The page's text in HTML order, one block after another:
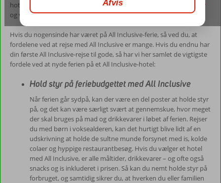
hoteller bliver mere og mere populære – både blandt
børnefamilier
ogvoksne, der rejser uden børn.
Hvis du nogensinde har været på All Inclusive-ferie, så ved du, at
fordelene ved at rejse med All Inclusive er mange. Hvis du endnu har
din første All Inclusive-rejse til gode, så har vi her samlet de vigtigste
fordele ved at nyde ferien på et All Inclusive-hotel:
Hold styr på feriebudgettet med All Inclusive
Når ferien går sydpå, kan der være en del poster at holde styr
på, og det kan være særligt svært at gennemskue, hvor meget
der skal bruges på mad og drikkevarer i løbet af ferien. Rejser
du med børn i voksealderen, kan det hurtigt blive lidt af en
udskrivning at holde de sultne munde forsynet med is, kolde
colaer og hyppige restaurantbesøg. Hvis du vælger et hotel
med All Inclusive, er alle måltider, drikkevarer – og ofte også
snacks og is inkluderet i prisen. Så kan du nemt holde styr på
forbruget, og samtidig sikrer du, at hverken du eller familien